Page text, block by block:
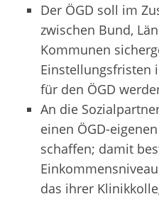
Der ÖGD soll im
zwischen Bund,
Kommunen
Einstellungsfristen
für den ÖGD
An die
einen ÖGD-
schaffen; damit
das ihrer